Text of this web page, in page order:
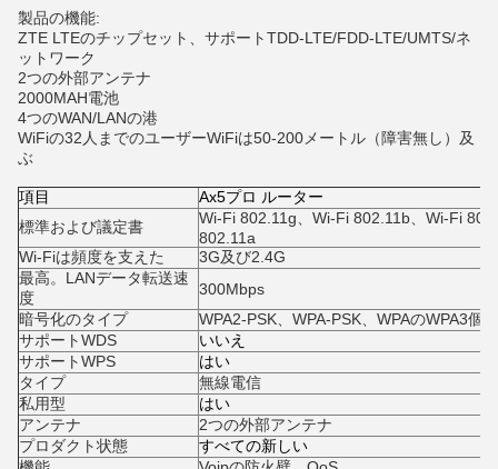
製品の機能:
ZTE LTEのチップセット、サポートTDD-LTE/FDD-LTE/UMTS/ネ
ットワーク
2つの外部アンテナ
2000MAH電池
4つのWAN/LANの港
WiFiの32人までのユーザーWiFiは50-200メートル（障害無し）及
ぶ
項目
Ax5プロ ルーター
標準および議定書
Wi-Fi 802.11g、Wi-Fi 802.11b、Wi-Fi
802.11a
Wi-Fiは頻度を支えた
3G及び2.4G
最高。LANデータ転送速
度
300Mbps
暗号化のタイプ
WPA2-PSK、WPA-PSK、WPAのWPA3個
サポートWDS
いいえ
サポートWPS
はい
タイプ
無線電信
私用型
はい
アンテナ
2つの外部アンテナ
プロダクト状態
すべての新しい